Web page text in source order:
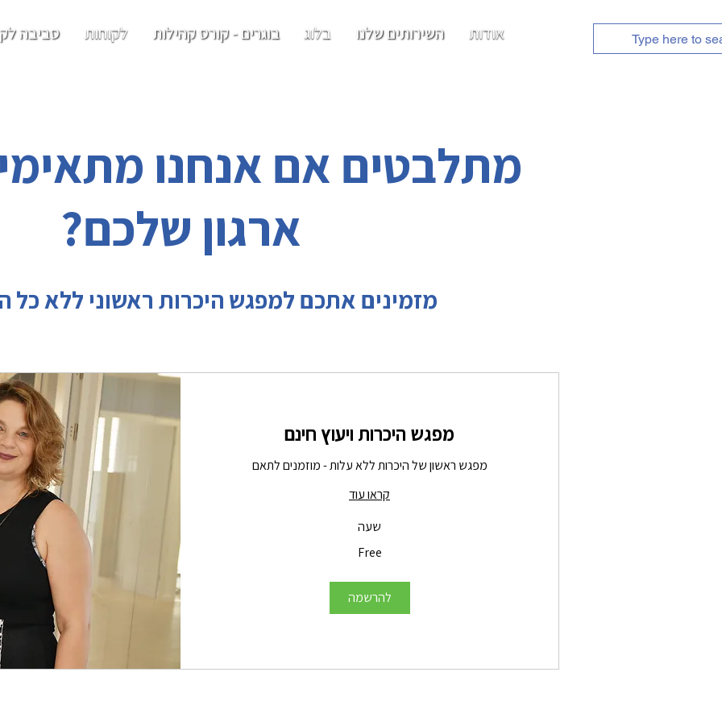
אודות השירותים שלנו בלוג בוגרים - קורס קהילות לקוחות סביבה
מתלבטים אם אנחנו
ארגון שלכם?
מזמינים אתכם למפגש היכרות ראשוני ללא כל
מפגש היכרות ויעוץ חינם
מפגש ראשון של היכרות ללא עלות - מוזמנים לתאם
קראו עוד
שעה
Free
להרשמה